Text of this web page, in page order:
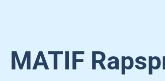
MATIF